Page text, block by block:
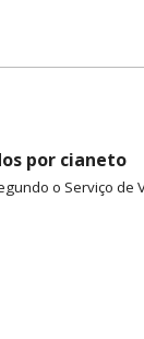
por cianeto
o Serviço de